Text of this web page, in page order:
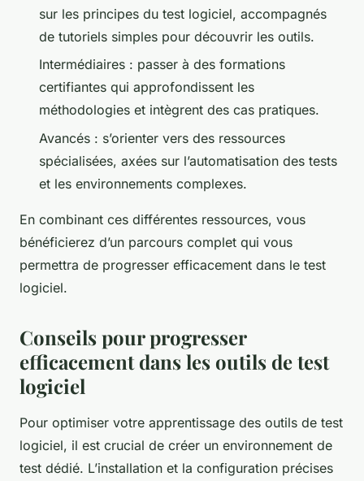
sur les principes du test logiciel, accompagnés
de tutoriels simples pour découvrir les outils.
Intermédiaires : passer à des formations
certifiantes qui approfondissent les
méthodologies et intègrent des cas pratiques.
Avancés : s’orienter vers des ressources
spécialisées, axées sur l’automatisation des tests
et les environnements complexes.
En combinant ces différentes ressources, vous
bénéficierez d’un parcours complet qui vous
permettra de progresser efficacement dans le test
logiciel.
Conseils pour progresser
efficacement dans les outils de test
logiciel
Pour optimiser votre apprentissage des outils de test
logiciel, il est crucial de créer un environnement de
test dédié. L’installation et la configuration précises